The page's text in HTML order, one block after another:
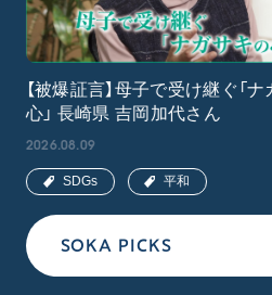
SOKA PICKS
【被爆証言】母子で受け継ぐ「
心」 長崎県 吉岡加代さん
2026.08.09
SDGs 平和